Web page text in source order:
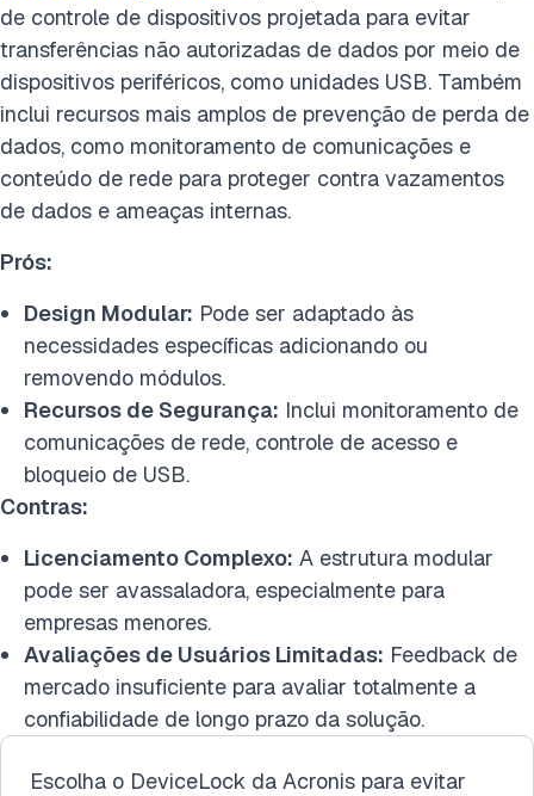
de controle de dispositivos projetada para evitar
transferências não autorizadas de dados por meio de
dispositivos periféricos, como unidades USB. Também
inclui recursos mais amplos de prevenção de perda de
dados, como monitoramento de comunicações e
conteúdo de rede para proteger contra vazamentos
de dados e ameaças internas​.
Prós:
Design Modular: Pode ser adaptado às
necessidades específicas adicionando ou
removendo módulos.
Recursos de Segurança: Inclui monitoramento de
comunicações de rede, controle de acesso e
bloqueio de USB.
Contras:
Licenciamento Complexo: A estrutura modular
pode ser avassaladora, especialmente para
empresas menores.
Avaliações de Usuários Limitadas: Feedback de
mercado insuficiente para avaliar totalmente a
confiabilidade de longo prazo da solução.
Escolha o DeviceLock da Acronis para evitar